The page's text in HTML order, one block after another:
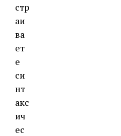
стр
аи
ва
ет
е
си
нт
акс
ич
ес